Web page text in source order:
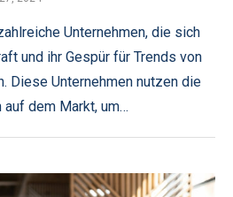
Unternehmen, die sich
und ihr Gespür für Trends von
Diese Unternehmen nutzen die
dem Markt, um…